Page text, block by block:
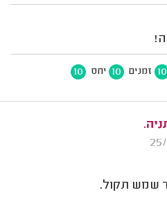
10 זמנים 10 יחס 10
שמש תקול.